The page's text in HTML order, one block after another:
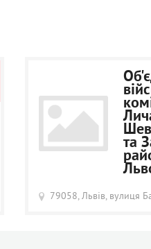
та
79058, Львів, вулиця